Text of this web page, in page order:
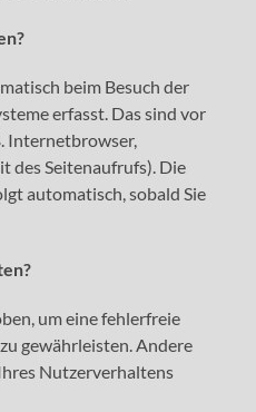
beim Besuch der
erfasst. Das sind vor
Internetbrowser,
des Seitenaufrufs). Die
automatisch, sobald Sie
um eine fehlerfreie
gewährleisten. Andere
Nutzerverhaltens